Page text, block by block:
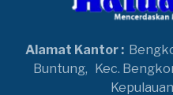
Alamat Kantor :
Buntung, Kec.